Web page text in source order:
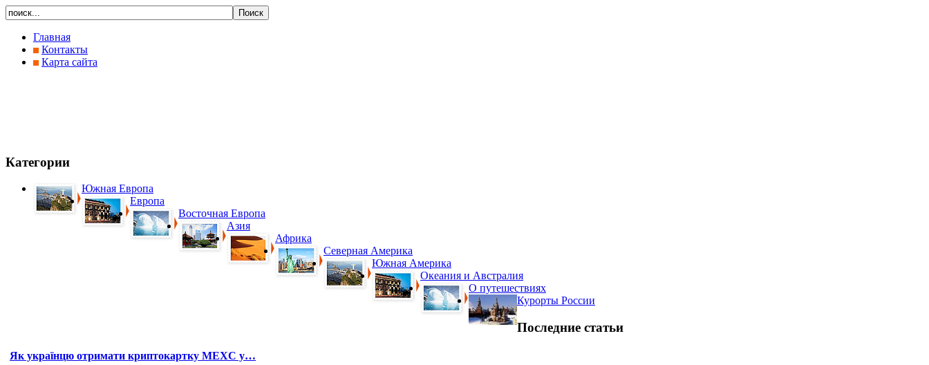
Главная
Контакты
Карта сайта
Категории
Южная Европа
Европа
Восточная Европа
Азия
Африка
Северная Америка
Южная Америка
Океания и Австралия
О путешествиях
Курорты России
Последние статьи
Як українцю отримати криптокартку MEXC у…